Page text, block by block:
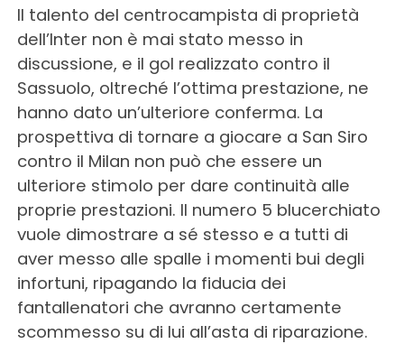
Il talento del centrocampista di proprietà
dell’Inter non è mai stato messo in
discussione, e il gol realizzato contro il
Sassuolo, oltreché l’ottima prestazione, ne
hanno dato un’ulteriore conferma. La
prospettiva di tornare a giocare a San Siro
contro il Milan non può che essere un
ulteriore stimolo per dare continuità alle
proprie prestazioni. Il numero 5 blucerchiato
vuole dimostrare a sé stesso e a tutti di
aver messo alle spalle i momenti bui degli
infortuni, ripagando la fiducia dei
fantallenatori che avranno certamente
scommesso su di lui all’asta di riparazione.